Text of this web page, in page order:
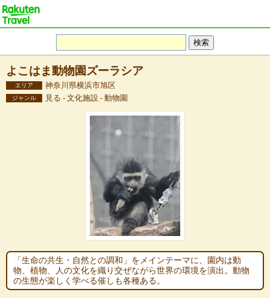
よこはま動物園ズーラシア
エリア 神奈川県横浜市旭区
ジャンル 見る - 文化施設 - 動物園
「生命の共生・自然との調和」をメインテーマに、園内は動
物、植物、人の文化を織り交ぜながら世界の環境を演出。動物
の生態が楽しく学べる催しも各種ある。